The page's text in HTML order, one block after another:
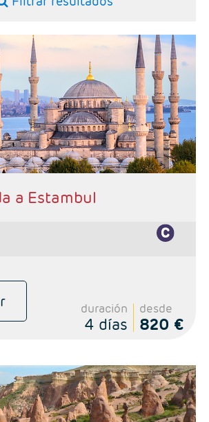
(ampliables)
Primera, Primera Superior, Semilujo y Lujo
y desayuno
a Estambul
duración
4 días
desde
820 €
Domingos, según calendario
y 3 noches Capadocia
Primera, Primera Superior, Semilujo y Lujo.
3 cenas y 2 Almuerzos